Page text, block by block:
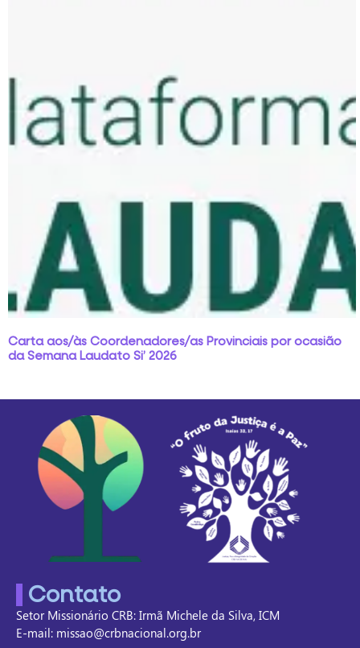
Carta aos/às Coordenadores/as Provinciais por ocasião
da Semana Laudato Si’ 2026
Contato
Setor Missionário CRB: Irmã Michele da Silva, ICM
E-mail: missao@crbnacional.org.br